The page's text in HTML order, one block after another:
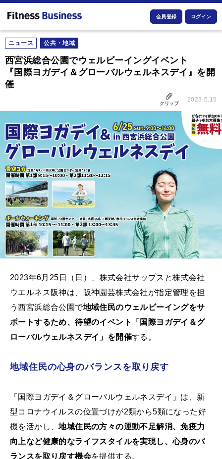
会員登録 ログイン
ニュース 公共・地域
西宮浜総合公園でウェルビーイングイベント
『国際ヨガデイ＆グローバルウェルネスデイ』を開
催
クリップ
2023.6.15
2023年6月25日（日）、株式会社サップスと株式会社
ウエルネス阪神は、阪神園芸株式会社が指定管理を担
う西宮浜総合公園で地域住民のウェルビーイングをサ
ポートするため、待望のイベント「国際ヨガデイ＆グ
ローバルウェルネスデイ」を開催する。
地域住民の心身のバランスを取り戻す
「国際ヨガデイ＆グローバルウェルネスデイ」は、新
型コロナウイルスの位置づけが2類から5類になった好
機を活かし、地域住民の方々の運動不足解消、免疫力
向上など健康的なライフスタイルを実現し、心身のバ
ランスを取り戻す機会を提供する。